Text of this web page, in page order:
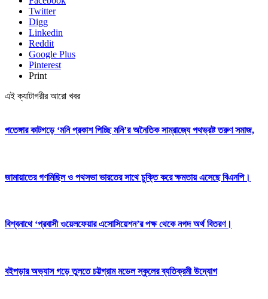
Twitter
Digg
Linkedin
Reddit
Google Plus
Pinterest
Print
এই ক্যাটাগরীর আরো খবর
পতেঙ্গার কাটগড়ে ‘মনি প্রকাশ পিচ্ছি মনি’র অনৈতিক সাম্রাজ্যে পথভ্রষ্ট তরুণ সমাজ,
জামায়াতের গণমিছিল ও পথসভা ভারতের সাথে চুক্তি করে ক্ষমতায় এসেছে বিএনপি।
বিশ্বনাথে ‘প্রবাসী ওয়েলফেয়ার এসোসিয়েশন’র পক্ষ থেকে নগদ অর্থ বিতরণ।
বইপড়ার অভ্যাস গড়ে তুলতে চট্টগ্রাম মডেল স্কুলের ব্যতিক্রমী উদ্যোগ